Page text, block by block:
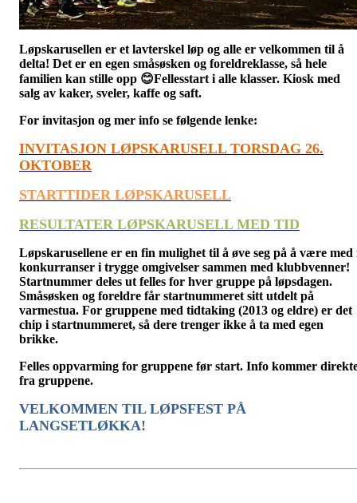
Løpskarusellen er et lavterskel løp og alle er velkommen til å
delta! Det er en egen småsøsken og foreldreklasse, så hele
familien kan stille opp 😊Fellesstart i alle klasser. Kiosk med
salg av kaker, sveler, kaffe og saft.
For invitasjon og mer info se følgende lenke:
INVITASJON LØPSKARUSELL TORSDAG 26.
OKTOBER
STARTTIDER LØPSKARUSELL
RESULTATER LØPSKARUSELL MED TID
Løpskarusellene er en fin mulighet til å øve seg på å være med
konkurranser i trygge omgivelser sammen med klubbvenner!
Startnummer deles ut felles for hver gruppe på løpsdagen.
Småsøsken og foreldre får startnummeret sitt utdelt på
varmestua. For gruppene med tidtaking (2013 og eldre) er det
chip i startnummeret, så dere trenger ikke å ta med egen
brikke.
Felles oppvarming for gruppene før start. Info kommer
fra gruppene.
VELKOMMEN TIL LØPSFEST PÅ
LANGSETLØKKA!